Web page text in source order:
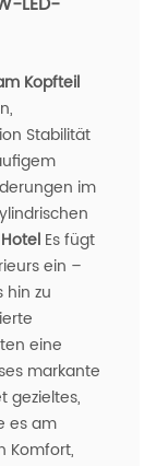
Kopfteil
Stabilität
im
Es fügt
ein –
zu
eine
markante
gezieltes,
es am
Komfort,